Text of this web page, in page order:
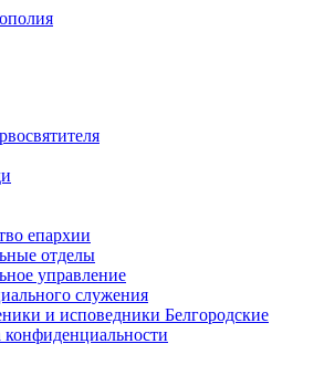
епархии
отделы
управление
служения
и исповедники Белгородские